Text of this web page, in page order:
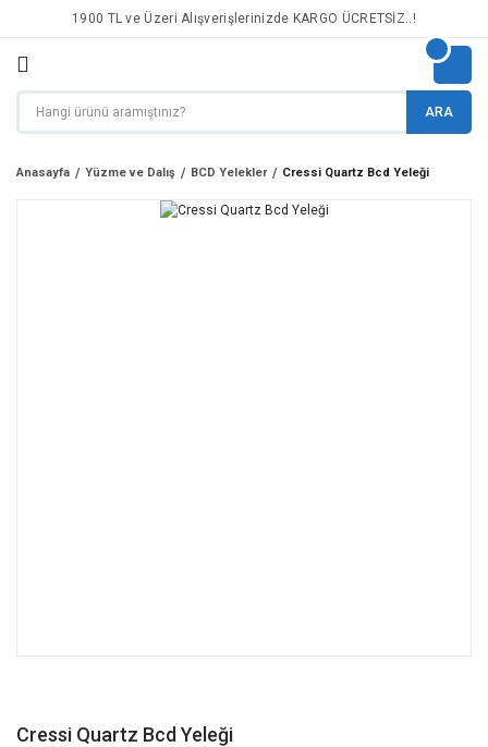
1900 TL ve Üzeri Alışverişlerinizde KARGO ÜCRETSİZ..!
ARA
Anasayfa Yüzme ve Dalış BCD Yelekler Cressi Quartz Bcd Yeleği
Cressi Quartz Bcd Yeleği